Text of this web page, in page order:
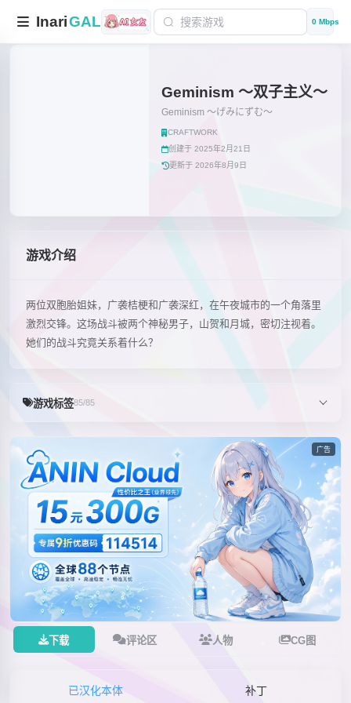
InariGAL 0 Mbps
Geminism 〜双子主义〜
Geminism 〜げみにずむ〜
CRAFTWORK
创建于 2025年2月21日
更新于 2026年8月9日
游戏介绍
两位双胞胎姐妹，广袭桔梗和广袭深红，在午夜城市的一个角落里
激烈交锋。这场战斗被两个神秘男子，山贺和月城，密切注视着。
她们的战斗究竟关系着什么？
游戏标签85/85
广告
下载 评论区 人物 CG图
已汉化本体 补丁